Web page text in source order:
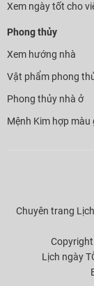
Xem ngày tốt cho
Phong thủy
Xem hướng nhà
Vật phẩm phong
Phong thủy nhà ở
Mệnh Kim hợp màu
Chuyên trang
Lịch ngày